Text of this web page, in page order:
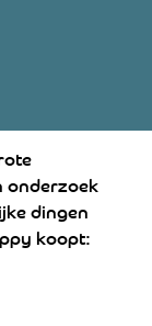
onderzoek
dingen
koopt: